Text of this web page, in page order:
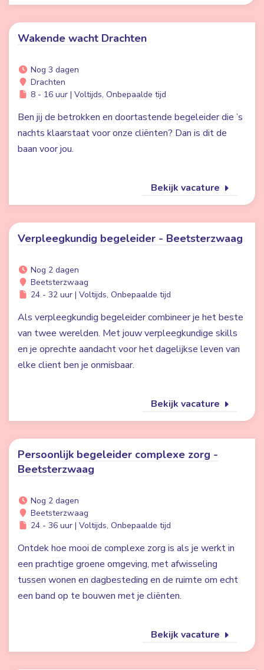
Wakende wacht Drachten
Nog 3 dagen
Drachten
8 - 16 uur | Voltijds, Onbepaalde tijd
Ben jij de betrokken en doortastende begeleider die ’s
nachts klaarstaat voor onze cliënten? Dan is dit de
baan voor jou.
Bekijk vacature
Verpleegkundig begeleider - Beetsterzwaag
Nog 2 dagen
Beetsterzwaag
24 - 32 uur | Voltijds, Onbepaalde tijd
Als verpleegkundig begeleider combineer je het beste
van twee werelden. Met jouw verpleegkundige skills
en je oprechte aandacht voor het dagelijkse leven van
elke client ben je onmisbaar.
Bekijk vacature
Persoonlijk begeleider complexe zorg -
Beetsterzwaag
Nog 2 dagen
Beetsterzwaag
24 - 36 uur | Voltijds, Onbepaalde tijd
Ontdek hoe mooi de complexe zorg is als je werkt in
een prachtige groene omgeving, met afwisseling
tussen wonen en dagbesteding en de ruimte om echt
een band op te bouwen met je cliënten.
Bekijk vacature